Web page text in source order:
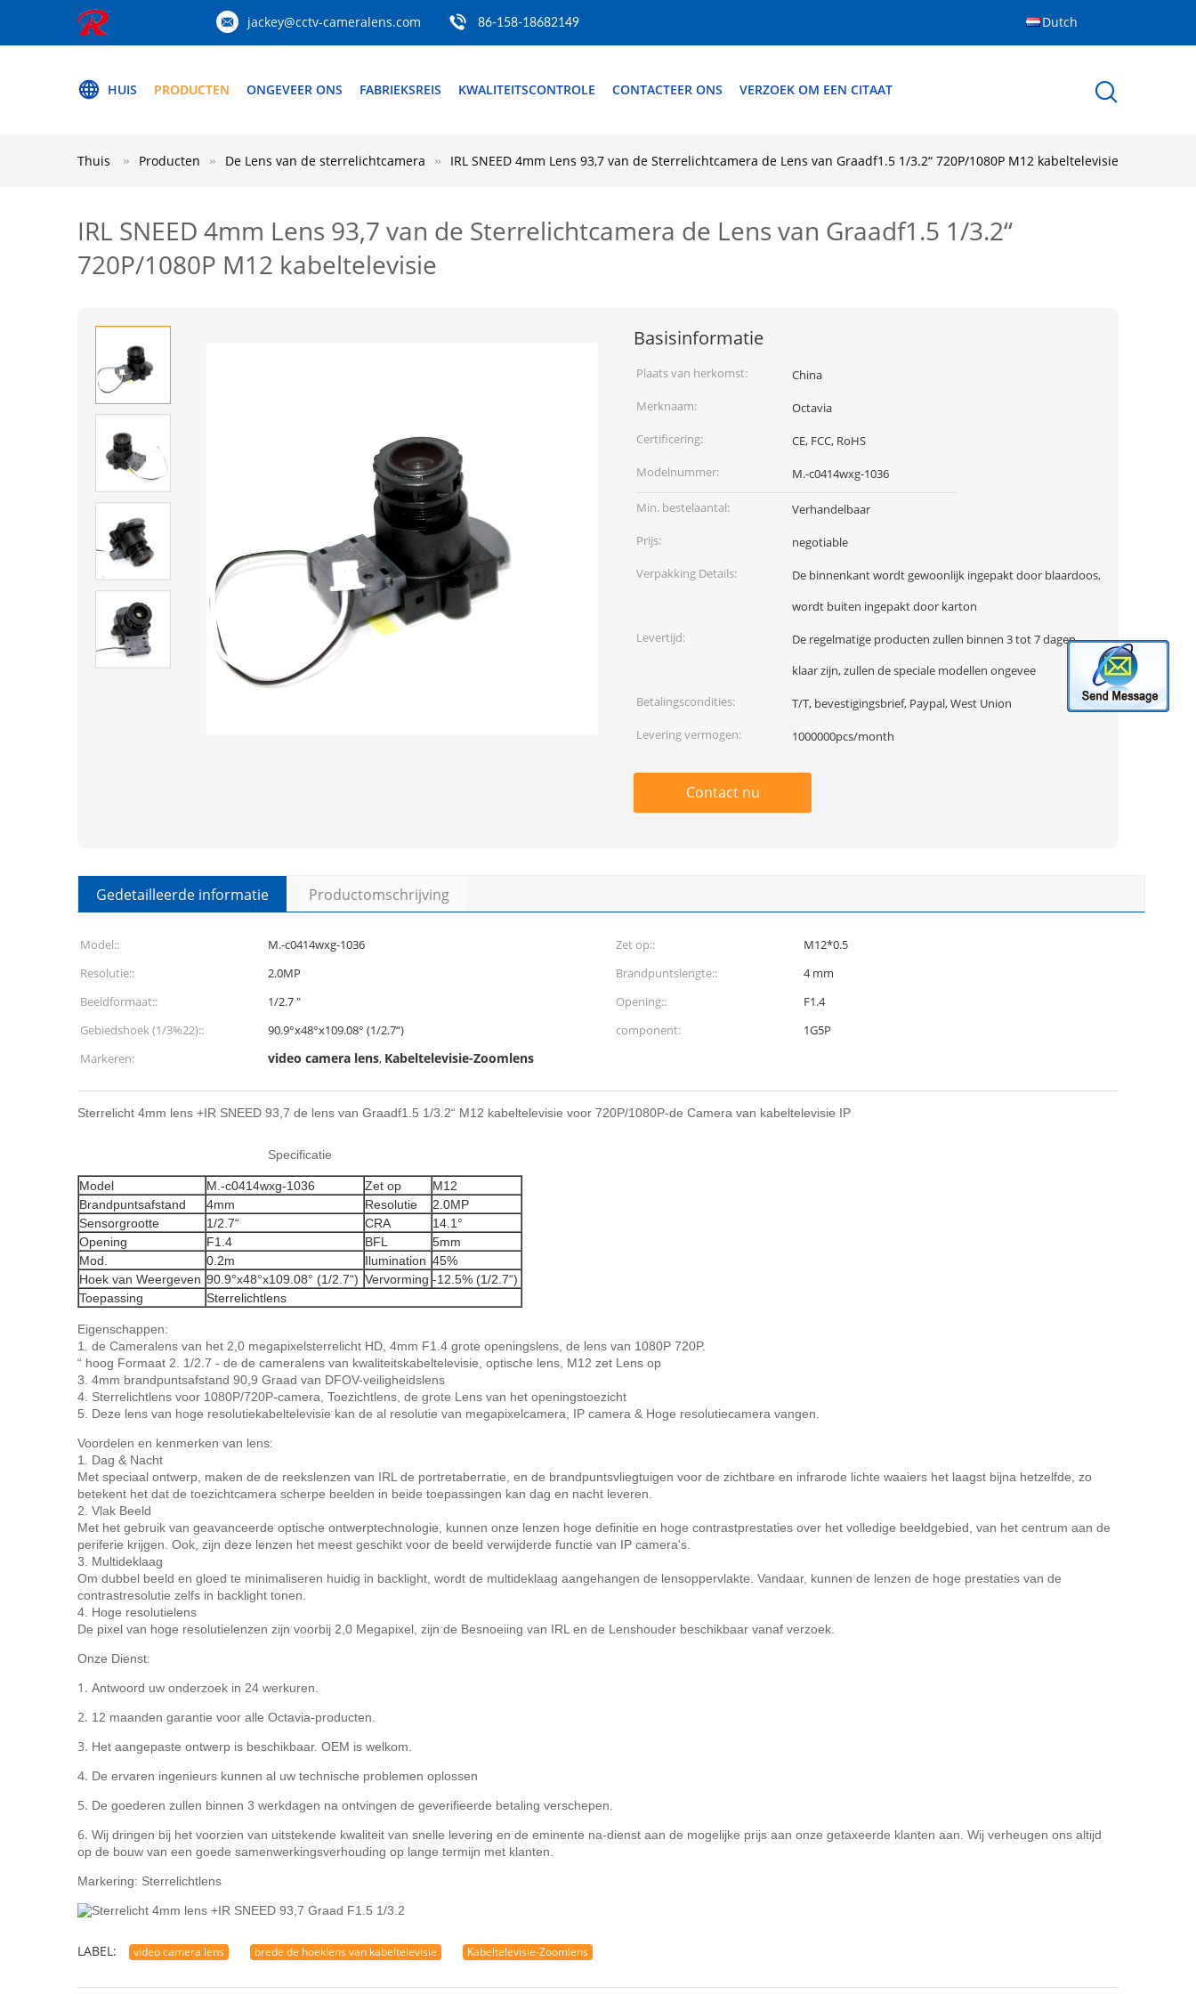
jackey@cctv-cameralens.com 86-158-18682149 Dutch
HUIS PRODUCTEN ONGEVEER ONS FABRIEKSREIS KWALITEITSCONTROLE CONTACTEER ONS VERZOEK OM EEN CITAAT
Thuis Producten De Lens van de sterrelichtcamera IRL SNEED 4mm Lens 93,7 van de Sterrelichtcamera de Lens van Graadf1.5 1/3.2“ 720P/1080P M12 kabeltelevisie
IRL SNEED 4mm Lens 93,7 van de Sterrelichtcamera de Lens van Graadf1.5 1/3.2“
720P/1080P M12 kabeltelevisie
Basisinformatie
Plaats van herkomst:
China
Merknaam:
Octavia
Certificering:
CE, FCC, RoHS
Modelnummer:
M.-c0414wxg-1036
Min. bestelaantal:
Verhandelbaar
Prijs:
negotiable
Verpakking Details:
De binnenkant wordt gewoonlijk ingepakt door blaardoos,
wordt buiten ingepakt door karton
Levertijd:
De regelmatige producten zullen binnen 3 tot 7 dagen
klaar zijn, zullen de speciale modellen ongevee
Betalingscondities:
T/T, bevestigingsbrief, Paypal, West Union
Levering vermogen:
1000000pcs/month
Contact nu
Gedetailleerde informatie Productomschrijving
Model:: M.-c0414wxg-1036 Zet op::
M12*0.5
Resolutie::
2.0MP Brandpuntslengte::
4 mm
Beeldformaat::
1/2.7 ″ Opening::
F1.4
Gebiedshoek (1/3%22)::
90.9°x48°x109.08° (1/2.7“) component:
1G5P
Markeren:
video camera lens, Kabeltelevisie-Zoomlens
Sterrelicht 4mm lens +IR SNEED 93,7 de lens van Graadf1.5 1/3.2“ M12 kabeltelevisie voor 720P/1080P-de Camera van kabeltelevisie IP
Specificatie
Model M.-c0414wxg-1036 Zet op
M12
Brandpuntsafstand
4mm Resolutie
2.0MP
Sensorgrootte
1/2.7“ CRA
14.1°
Opening
F1.4 BFL
5mm
Mod.
0.2m Ilumination 45%
Hoek van Weergeven 90.9°x48°x109.08° (1/2.7“) Vervorming -12.5% (1/2.7“)
Toepassing
Sterrelichtlens
Eigenschappen:
1. de Cameralens van het 2,0 megapixelsterrelicht HD, 4mm F1.4 grote openingslens, de lens van 1080P 720P.
“ hoog Formaat 2. 1/2.7 - de de cameralens van kwaliteitskabeltelevisie, optische lens, M12 zet Lens op
3. 4mm brandpuntsafstand 90,9 Graad van DFOV-veiligheidslens
4. Sterrelichtlens voor 1080P/720P-camera, Toezichtlens, de grote Lens van het openingstoezicht
5. Deze lens van hoge resolutiekabeltelevisie kan de al resolutie van megapixelcamera, IP camera & Hoge resolutiecamera vangen.
Voordelen en kenmerken van lens:
1. Dag & Nacht
Met speciaal ontwerp, maken de de reekslenzen van IRL de portretaberratie, en de brandpuntsvliegtuigen voor de zichtbare en infrarode lichte waaiers het laagst bijna hetzelfde, zo
betekent het dat de toezichtcamera scherpe beelden in beide toepassingen kan dag en nacht leveren.
2. Vlak Beeld
Met het gebruik van geavanceerde optische ontwerptechnologie, kunnen onze lenzen hoge definitie en hoge contrastprestaties over het volledige beeldgebied, van het centrum aan de
periferie krijgen. Ook, zijn deze lenzen het meest geschikt voor de beeld verwijderde functie van IP camera's.
3. Multideklaag
Om dubbel beeld en gloed te minimaliseren huidig in backlight, wordt de multideklaag aangehangen de lensoppervlakte. Vandaar, kunnen de lenzen de hoge prestaties van de
contrastresolutie zelfs in backlight tonen.
4. Hoge resolutielens
De pixel van hoge resolutielenzen zijn voorbij 2,0 Megapixel, zijn de Besnoeiing van IRL en de Lenshouder beschikbaar vanaf verzoek.
Onze Dienst:
1. Antwoord uw onderzoek in 24 werkuren.
2. 12 maanden garantie voor alle Octavia-producten.
3. Het aangepaste ontwerp is beschikbaar. OEM is welkom.
4. De ervaren ingenieurs kunnen al uw technische problemen oplossen
5. De goederen zullen binnen 3 werkdagen na ontvingen de geverifieerde betaling verschepen.
6. Wij dringen bij het voorzien van uitstekende kwaliteit van snelle levering en de eminente na-dienst aan de mogelijke prijs aan onze getaxeerde klanten aan. Wij verheugen ons altijd
op de bouw van een goede samenwerkingsverhouding op lange termijn met klanten.
Markering: Sterrelichtlens
LABEL: video camera lens brede de hoeklens van kabeltelevisie Kabeltelevisie-Zoomlens